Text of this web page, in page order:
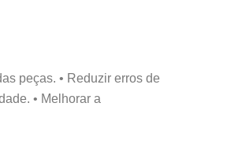
peças. • Reduzir erros de
• Melhorar a